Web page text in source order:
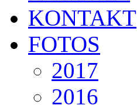
KONTAKT
FOTOS
2017
2016